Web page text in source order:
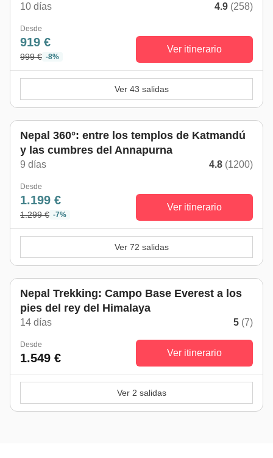
10 días 4.9 (258)
Desde
919 €
999 € -8%
Ver itinerario
Ver 43 salidas
Nepal 360°: entre los templos de Katmandú
y las cumbres del Annapurna
9 días 4.8 (1200)
Desde
1.199 €
1.299 € -7%
Ver itinerario
Ver 72 salidas
Nepal Trekking: Campo Base Everest a los
pies del rey del Himalaya
14 días 5 (7)
Desde
1.549 € Ver itinerario
Ver 2 salidas